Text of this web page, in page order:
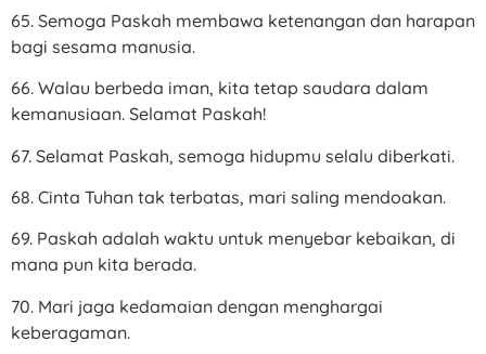
65. Semoga Paskah membawa ketenangan dan harapan
bagi sesama manusia.
66. Walau berbeda iman, kita tetap saudara dalam
kemanusiaan. Selamat Paskah!
67. Selamat Paskah, semoga hidupmu selalu diberkati.
68. Cinta Tuhan tak terbatas, mari saling mendoakan.
69. Paskah adalah waktu untuk menyebar kebaikan, di
mana pun kita berada.
70. Mari jaga kedamaian dengan menghargai
keberagaman.